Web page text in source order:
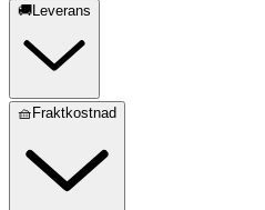
🚚Leverans
🧺Fraktkostnad